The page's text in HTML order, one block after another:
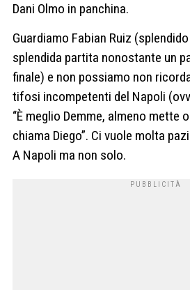
Dani Olmo in panchina.
Guardiamo Fabian Ruiz
splendida partita nonostante un
finale) e non possiamo non
tifosi incompetenti del Napoli
“È meglio Demme, almeno mette
chiama Diego”. Ci vuole molta
A Napoli ma non solo.